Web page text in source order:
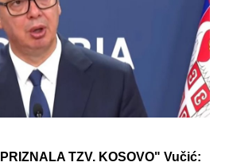
TZV. KOSOVO" Vučić: